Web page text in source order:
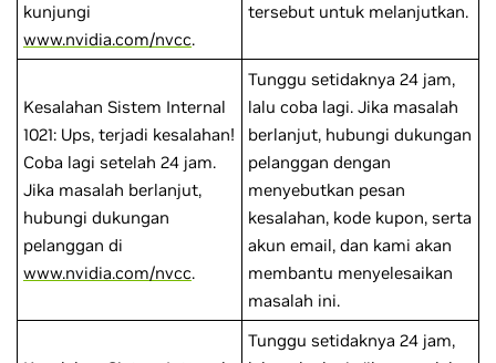
kunjungi
www.nvidia.com/nvcc.
tersebut untuk melanjutkan.
Kesalahan Sistem Internal
1021: Ups, terjadi kesalahan!
Coba lagi setelah 24 jam.
Jika masalah berlanjut,
hubungi dukungan
pelanggan di
www.nvidia.com/nvcc.
Tunggu setidaknya 24 jam,
lalu coba lagi. Jika masalah
berlanjut, hubungi dukungan
pelanggan dengan
menyebutkan pesan
kesalahan, kode kupon, serta
akun email, dan kami akan
membantu menyelesaikan
masalah ini.
Tunggu setidaknya 24 jam,